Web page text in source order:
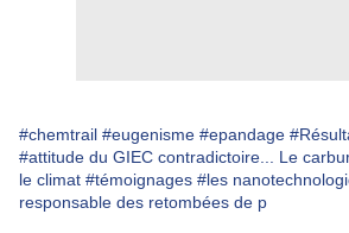
#chemtrail #eugenisme #epandage
#attitude du GIEC contradictoire... Le
le climat #témoignages #les
responsable des retombées de p